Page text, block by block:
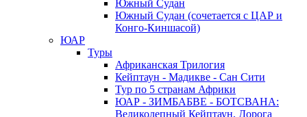
Южный Cудан
Южный Судан (сочетается с ЦАР и
Конго-Киншасой)
ЮАР
Туры
Африканская Трилогия
Кейптаун - Мадикве - Сан Сити
Тур по 5 странам Африки
ЮАР - ЗИМБАБВЕ - БОТСВАНА:
Великолепный Кейптаун, Дорога